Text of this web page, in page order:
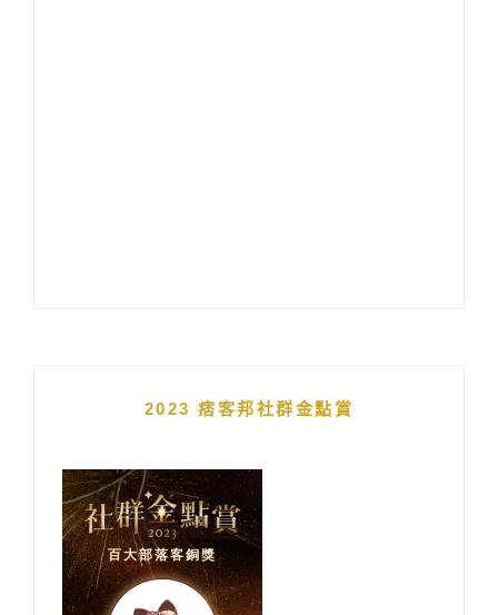
2023 痞客邦社群金點賞